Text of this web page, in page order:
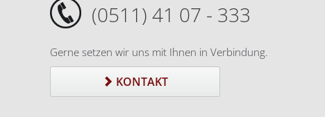
(0511) 41 07 - 333
Gerne setzen wir uns mit Ihnen in Verbindung.
KONTAKT